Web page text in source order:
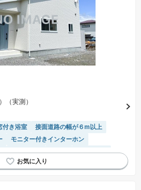
（実測）
付き浴室
接面道路の幅が６m以上
モニター付きインターホン
浴室乾燥機 平坦地
オール電化
ッチン 温水洗浄便座